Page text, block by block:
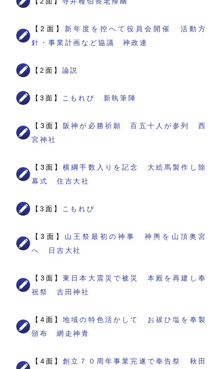
【2面】 新年度を控へて役員会開催 活動方
針・事業計画など協議 神政連
【2面】 論説
【3面】 こもれび 新執筆陣
【3面】
阪神が必勝祈願 百五十人が参列 西
宮神社
【3面】横綱手数入りを記念 大絵馬製作し除
幕式 住吉大社
【3面】 こもれび
【3面】 山王祭最初の神事 神輿を山頂奥宮
へ 日吉大社
【3面】東日本大震災で被災 本殿を再建し奉
祝祭 吉田神社
【4面】地域の特色活かして お祓ひ塩を奉製
頒布 網走神青
【4面】創立７０周年事業完遂で奉告祭 秋田